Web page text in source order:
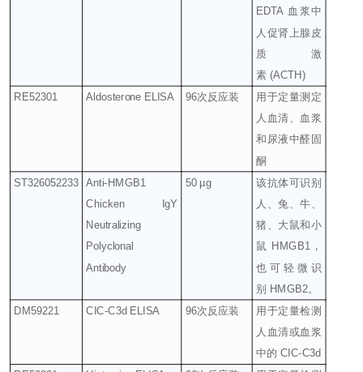
EDTA 血浆中
人促肾上腺皮
质激
素 (ACTH)
RE52301
Aldosterone ELISA 96次反应装
用于定量测定
人血清、血浆
和尿液中醛固
酮
ST326052233 Anti-HMGB1
Chicken IgY
Neutralizing
Polyclonal
Antibody
50 µg 该抗体可识别
人、兔、牛、
猪、大鼠和小
鼠 HMGB1
，
也可轻微识
别 HMGB2。
DM59221
CIC-C3d ELISA 96次反应装
用于定量检测
人血清或血浆
中的 CIC-C3d